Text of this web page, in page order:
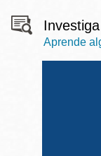
Aprende